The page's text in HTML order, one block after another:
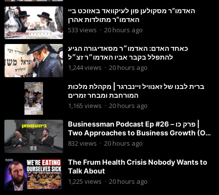
האדמו”ר מסקולען פון לעיקוואד באזוכט ביי
האדמו”ר מתולדות אהרן
533 views · 20 hours ago
כאחד האדם: האדמו״ר מסאדיגורה הגיע
להתפלל בקבר אביו האדמו״ר זצ״ל
1,244views · 20 hours ago
ברית לבנו של זאנוויל ויינברגר | מקהלת מלכות
המורחבת ומבחר זמרים
1,165 views · 20 hours ago
Businessman Podcast Ep #26 – פרק כו |
Two Approaches to Business Growth (One
Is Often Overlooked)
832views · 20 hours ago
The Frum Health Crisis Nobody Wants to
Talk About
1,225 views · 20 hours ago